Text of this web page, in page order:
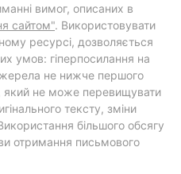
вимог, описаних в
сайтом". Використовувати
ресурсі, дозволяється
умов: гіперпосилання на
не нижче першого
який не може перевищувати
тексту, зміни
більшого обсягу
отримання письмового